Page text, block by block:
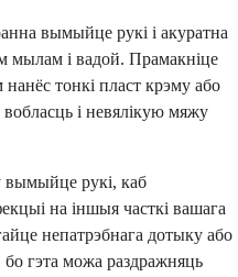
вымыйце рукі і акуратна
мылам і вадой. Прамакніце
тонкі пласт крэму або
і невялікую мяжу
вымыйце рукі, каб
на іншыя часткі вашага
непатрэбнага дотыку або
бо гэта можа раздражняць